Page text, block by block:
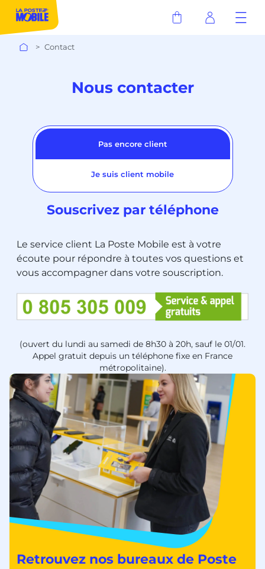
Contact
Nous contacter
Pas encore client
Je suis client mobile
Souscrivez par téléphone
Le service client La Poste Mobile est à votre
écoute pour répondre à toutes vos questions et
vous accompagner dans votre souscription.
(ouvert du lundi au samedi de 8h30 à 20h, sauf le 01/01.
Appel gratuit depuis un téléphone fixe en France
métropolitaine).
Retrouvez nos bureaux de Poste